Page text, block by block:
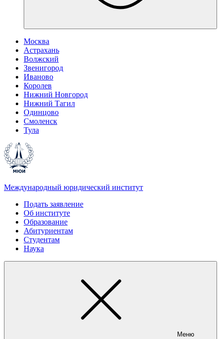
Москва
Астрахань
Волжский
Звенигород
Иваново
Королев
Нижний Новгород
Нижний Тагил
Одинцово
Смоленск
Тула
Международный юридический институт
Подать заявление
Об институте
Образование
Абитуриентам
Студентам
Наука
Меню